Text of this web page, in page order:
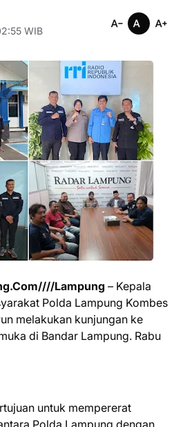
WIB
Lampung – Kepala
Polda Lampung Kombes
melakukan kunjungan ke
di Bandar Lampung. Rabu
untuk mempererat
Polda Lampung dengan